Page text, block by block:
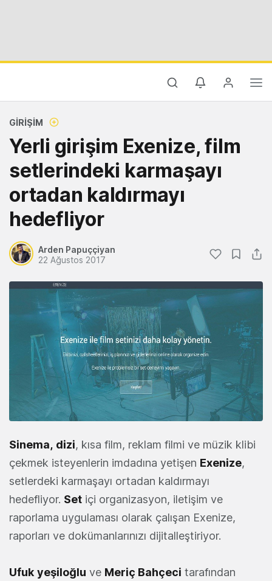
GIRIŞIM
Yerli girişim Exenize, film
setlerindeki karmaşayı
ortadan kaldırmayı
hedefliyor
Arden Papuççiyan
22 Ağustos 2017
Sinema, dizi, kısa film, reklam filmi ve müzik klibi
çekmek isteyenlerin imdadına yetişen Exenize,
setlerdeki karmaşayı ortadan kaldırmayı
hedefliyor. Set içi organizasyon, iletişim ve
raporlama uygulaması olarak çalışan Exenize,
raporları ve dokümanlarınızı dijitalleştiriyor.
Ufuk yeşiloğlu ve Meriç Bahçeci tarafından